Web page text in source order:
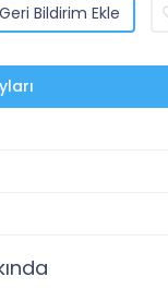
Geri Bildirim Ekle